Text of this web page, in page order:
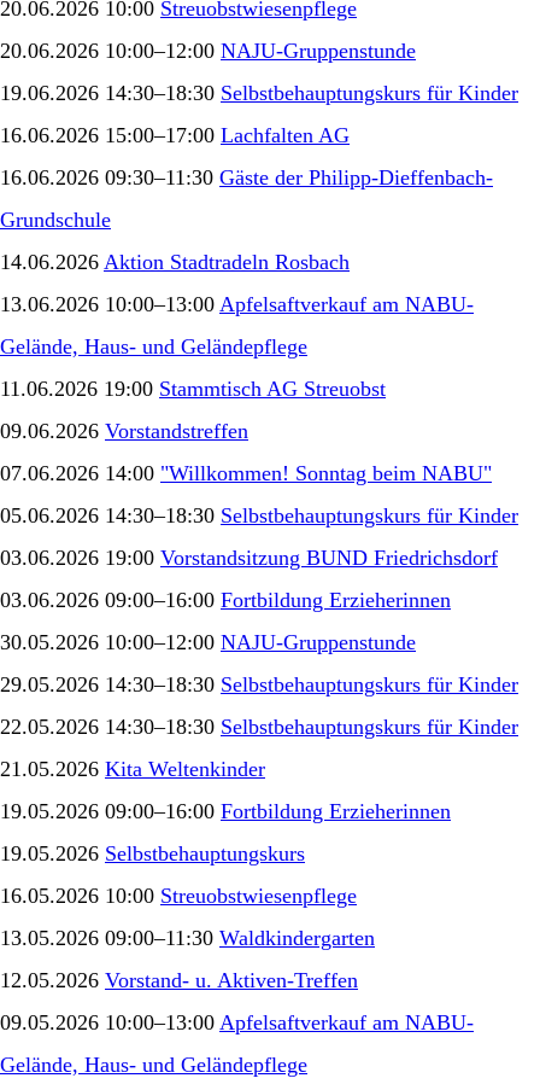
20.06.2026 10:00 Streuobstwiesenpflege
20.06.2026 10:00–12:00 NAJU-Gruppenstunde
19.06.2026 14:30–18:30 Selbstbehauptungskurs für Kinder
16.06.2026 15:00–17:00 Lachfalten AG
16.06.2026 09:30–11:30 Gäste der Philipp-Dieffenbach-
Grundschule
14.06.2026 Aktion Stadtradeln Rosbach
13.06.2026 10:00–13:00 Apfelsaftverkauf am NABU-
Gelände, Haus- und Geländepflege
11.06.2026 19:00 Stammtisch AG Streuobst
09.06.2026 Vorstandstreffen
07.06.2026 14:00 "Willkommen! Sonntag beim NABU"
05.06.2026 14:30–18:30 Selbstbehauptungskurs für Kinder
03.06.2026 19:00 Vorstandsitzung BUND Friedrichsdorf
03.06.2026 09:00–16:00 Fortbildung Erzieherinnen
30.05.2026 10:00–12:00 NAJU-Gruppenstunde
29.05.2026 14:30–18:30 Selbstbehauptungskurs für Kinder
22.05.2026 14:30–18:30 Selbstbehauptungskurs für Kinder
21.05.2026 Kita Weltenkinder
19.05.2026 09:00–16:00 Fortbildung Erzieherinnen
19.05.2026 Selbstbehauptungskurs
16.05.2026 10:00 Streuobstwiesenpflege
13.05.2026 09:00–11:30 Waldkindergarten
12.05.2026 Vorstand- u. Aktiven-Treffen
09.05.2026 10:00–13:00 Apfelsaftverkauf am NABU-
Gelände, Haus- und Geländepflege